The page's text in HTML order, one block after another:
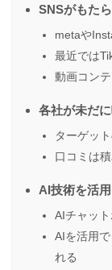
SNSがもた
metaや
最近では
動画コン
各社が未だ
ターゲッ
口コミは
AI技術を活
AIチャッ
AIを活用
れる